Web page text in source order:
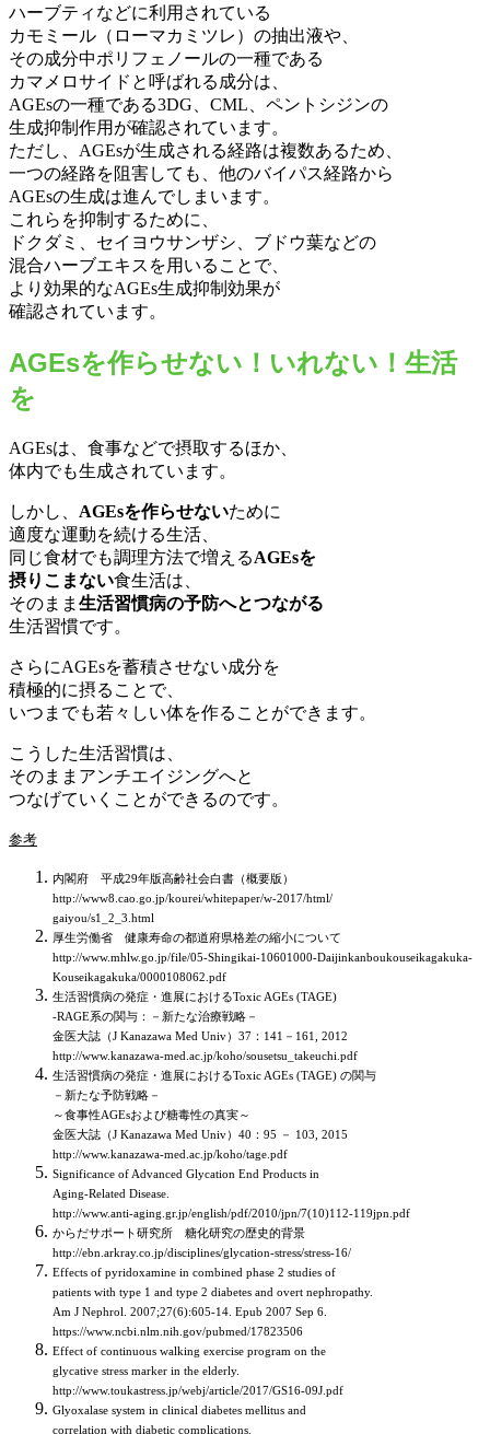
ハーブティなどに利用されている
カモミール（ローマカミツレ）の抽出液や、
その成分中ポリフェノールの一種である
カマメロサイドと呼ばれる成分は、
AGEsの一種である3DG、CML、ペントシジンの
生成抑制作用が確認されています。
ただし、AGEsが生成される経路は複数あるため、
一つの経路を阻害しても、他のバイパス経路から
AGEsの生成は進んでしまいます。
これらを抑制するために、
ドクダミ、セイヨウサンザシ、ブドウ葉などの
混合ハーブエキスを用いることで、
より効果的なAGEs生成抑制効果が
確認されています。
AGEsを作らせない！いれない！生活
を
AGEsは、食事などで摂取するほか、
体内でも生成されています。
しかし、 AGEsを作らせないために
適度な運動を続ける生活、
同じ食材でも調理方法で増えるAGEsを
摂りこまない食生活は、
そのまま 生活習慣病の予防へとつながる
生活習慣です。
さらにAGEsを蓄積させない成分を
積極的に摂ることで、
いつまでも若々しい体を作ることができます。
こうした生活習慣は、
そのままアンチエイジングへと
つなげていくことができるのです。
参考
内閣府 平成29年版高齢社会白書（概要版）
http://www8.cao.go.jp/kourei/whitepaper/w-2017/html/
gaiyou/s1_2_3.html
厚生労働省 健康寿命の都道府県格差の縮小について
http://www.mhlw.go.jp/file/05-Shingikai-10601000-Daijinkanboukouseikagakuka-
Kouseikagakuka/0000108062.pdf
生活習慣病の発症・進展におけるToxic AGEs (TAGE)
-RAGE系の関与：－新たな治療戦略－
金医大誌（J Kanazawa Med Univ）37：141－161, 2012
http://www.kanazawa-med.ac.jp/koho/sousetsu_takeuchi.pdf
生活習慣病の発症・進展におけるToxic AGEs (TAGE) の関与
－新たな予防戦略－
～食事性AGEsおよび糖毒性の真実～
金医大誌（J Kanazawa Med Univ）40：95 － 103, 2015
http://www.kanazawa-med.ac.jp/koho/tage.pdf
Significance of Advanced Glycation End Products in
Aging-Related Disease.
http://www.anti-aging.gr.jp/english/pdf/2010/jpn/7(10)112-119jpn.pdf
からだサポート研究所 糖化研究の歴史的背景
http://ebn.arkray.co.jp/disciplines/glycation-stress/stress-16/
Effects of pyridoxamine in combined phase 2 studies of
patients with type 1 and type 2 diabetes and overt nephropathy.
Am J Nephrol. 2007;27(6):605-14. Epub 2007 Sep 6.
https://www.ncbi.nlm.nih.gov/pubmed/17823506
Effect of continuous walking exercise program on the
glycative stress marker in the elderly.
http://www.toukastress.jp/webj/article/2017/GS16-09J.pdf
Glyoxalase system in clinical diabetes mellitus and
correlation with diabetic complications.